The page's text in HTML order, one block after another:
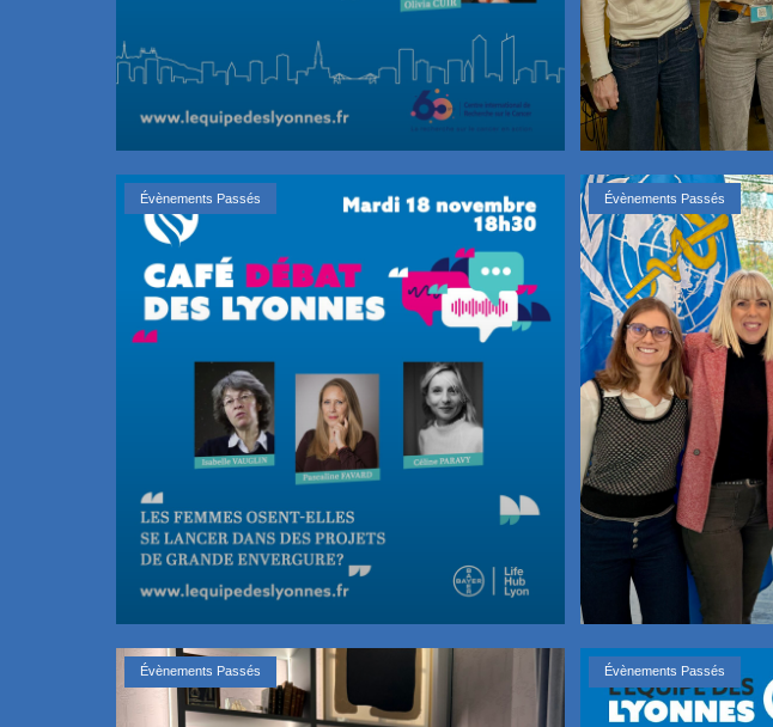
Évènements Passés Évènements Passés
Évènements Passés Évènements Passés